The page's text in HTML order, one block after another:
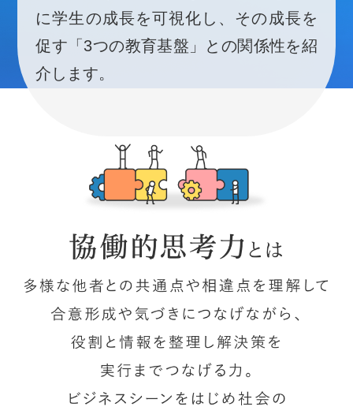
に学生の成長を可視化し、その成長を
促す「3つの教育基盤」との関係性を紹
介します。